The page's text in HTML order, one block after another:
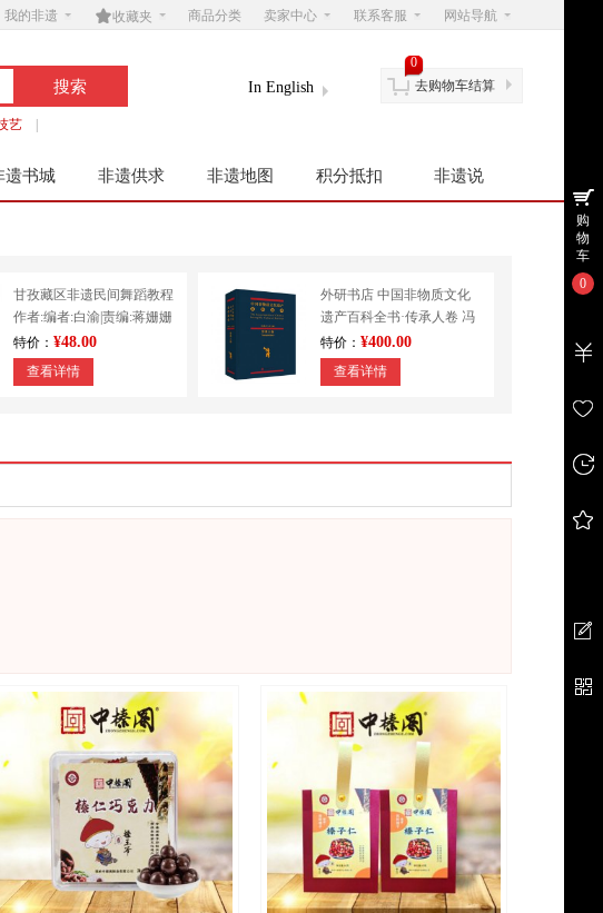
我的非遗 󰄓收藏夹 商品分类 卖家中心 联系客服 网站导航
艺
In English 去购物车结算
0
遗书城 非遗供求 非遗地图 积分抵扣 非遗说
甘孜藏区非遗民间舞蹈教程
作者:编者:白渝|责编:蒋姗姗
出版社:四川大学
特价： ¥48.00
查看详情
外研书店 中国非物质文化
遗产百科全书·传承人卷 冯
骥才 民间文学 其他
特价： ¥400.00
查看详情
购
物
车
0